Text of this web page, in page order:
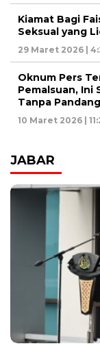
Kiamat Bagi
Seksual yang
29 Maret 2026 |
Oknum Pers
Pemalsuan, Ini
Tanpa
10 Maret 2026 |
JABAR